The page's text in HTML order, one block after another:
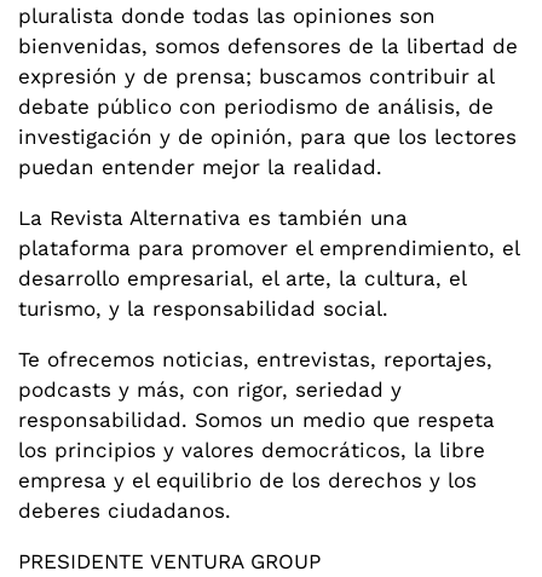
pluralista donde todas las opiniones son
bienvenidas, somos defensores de la libertad de
expresión y de prensa; buscamos contribuir al
debate público con periodismo de análisis, de
investigación y de opinión, para que los lectores
puedan entender mejor la realidad.
La Revista Alternativa es también una
plataforma para promover el emprendimiento, el
desarrollo empresarial, el arte, la cultura, el
turismo, y la responsabilidad social.
Te ofrecemos noticias, entrevistas, reportajes,
podcasts y más, con rigor, seriedad y
responsabilidad. Somos un medio que respeta
los principios y valores democráticos, la libre
empresa y el equilibrio de los derechos y los
deberes ciudadanos.
PRESIDENTE VENTURA GROUP